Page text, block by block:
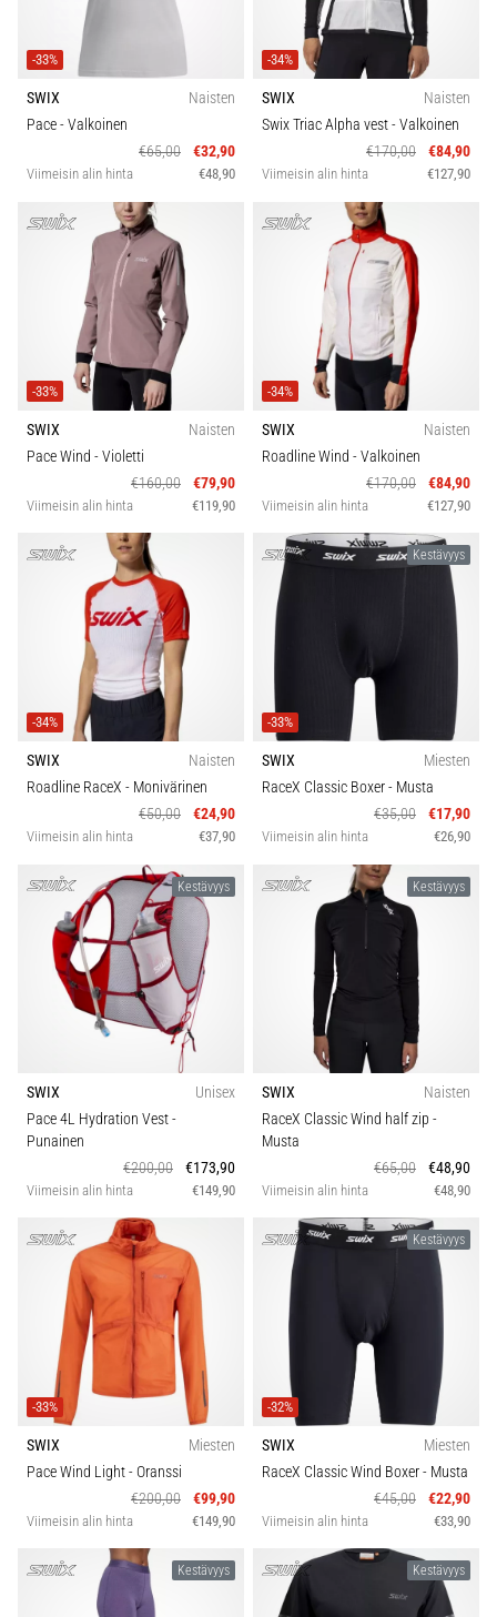
-33%
SWIX
Naisten
Pace- Valkoinen
€65,00
€32,90
Viimeisin alin hinta €48,90
-34%
SWIX
Naisten
Swix Triac Alpha vest- Valkoinen
€170,00
€84,90
Viimeisin alin hinta €127,90
-33%
SWIX
Naisten
Pace Wind - Violetti
€160,00
€79,90
Viimeisin alin hinta €119,90
-34%
SWIX
Naisten
Roadline Wind - Valkoinen
€170,00
€84,90
Viimeisin alin hinta €127,90
-34%
SWIX
Naisten
Roadline RaceX - Monivärinen
€50,00
€24,90
Viimeisin alin hinta €37,90
Kestävyys
-33%
SWIX
Miesten
RaceX Classic Boxer- Musta
€35,00
€17,90
Viimeisin alin hinta €26,90
Kestävyys
SWIX
Unisex
Pace 4L Hydration Vest-
Punainen
€200,00
€173,90
Viimeisin alin hinta €149,90
Kestävyys
SWIX
Naisten
RaceX Classic Wind half zip -
Musta
€65,00
€48,90
Viimeisin alin hinta €48,90
-33%
SWIX
Miesten
Pace Wind Light- Oranssi
€200,00
€99,90
Viimeisin alin hinta €149,90
Kestävyys
-32%
SWIX
Miesten
RaceX Classic Wind Boxer- Musta
€45,00
€22,90
Viimeisin alin hinta €33,90
Kestävyys Kestävyys